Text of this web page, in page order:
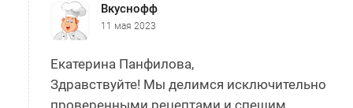
Вкуснофф
11 мая 2023
Екатерина Панфилова,
Здравствуйте! Мы делимся исключительно
проверенными рецептами и спешим